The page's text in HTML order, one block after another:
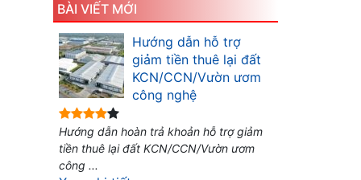
BÀI VIẾT MỚI
Hướng dẫn hỗ trợ
giảm tiền thuê lại đất
KCN/CCN/Vườn ươm
công nghệ
Hướng dẫn hoàn trả khoản hỗ trợ giảm
tiền thuê lại đất KCN/CCN/Vườn ươm
công ...